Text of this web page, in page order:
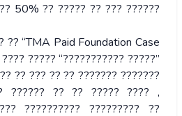
50% ?? ????? ?? ??? ??????
?? “TMA Paid Foundation Case
????? “??????????? ?????”
?? ??? ?? ?? ??????? ???????
?????? ?? ?? ????? ???? ,
?????????? ????????? ??